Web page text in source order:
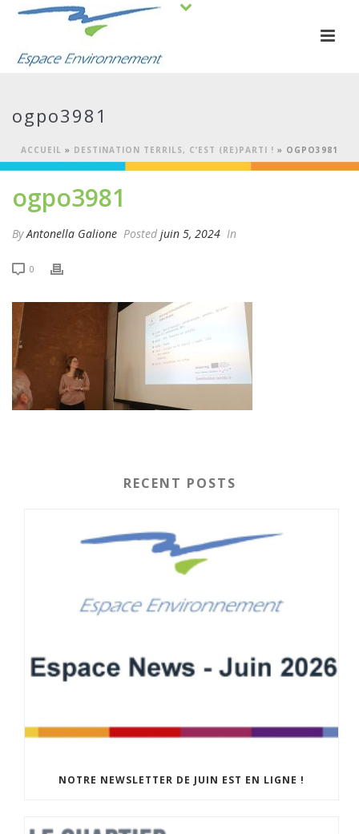
ogpo3981
ACCUEIL » DESTINATION TERRILS, C’EST (RE)PARTI ! » OGPO3981
ogpo3981
ByAntonella Galione Posted juin 5, 2024 In
0
RECENT POSTS
NOTRE NEWSLETTER DE JUIN EST EN LIGNE !